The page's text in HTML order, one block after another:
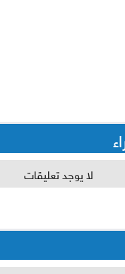
لا يوجد تعليقات